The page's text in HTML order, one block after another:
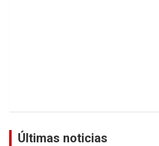
Últimas noticias